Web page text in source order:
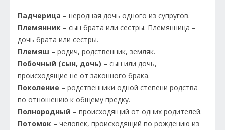
Падчерица – неродная дочь одного из супругов.
Племянник – сын брата или сестры. Племянница –
дочь брата или сестры.
Племяш – родич, родственник, земляк.
Побочный (сын, дочь) – сын или дочь,
происходящие не от законного брака.
Поколение – родственники одной степени родства
по отношению к общему предку.
Полнородный – происходящий от одних родителей.
Потомок – человек, происходящий по рождению из